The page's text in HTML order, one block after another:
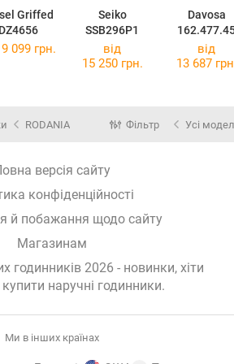
Griffed
DZ4656
Seiko
SSB296P1
Davosa
9 099 грн.
від
15 250 грн.
від
13 687
RODANIA Фільтр Усі
версія сайту
конфіденційності
й побажання щодо сайту
Магазинам
годинників 2026 - новинки, хіти
купити наручні годинники.
Ми в інших країнах